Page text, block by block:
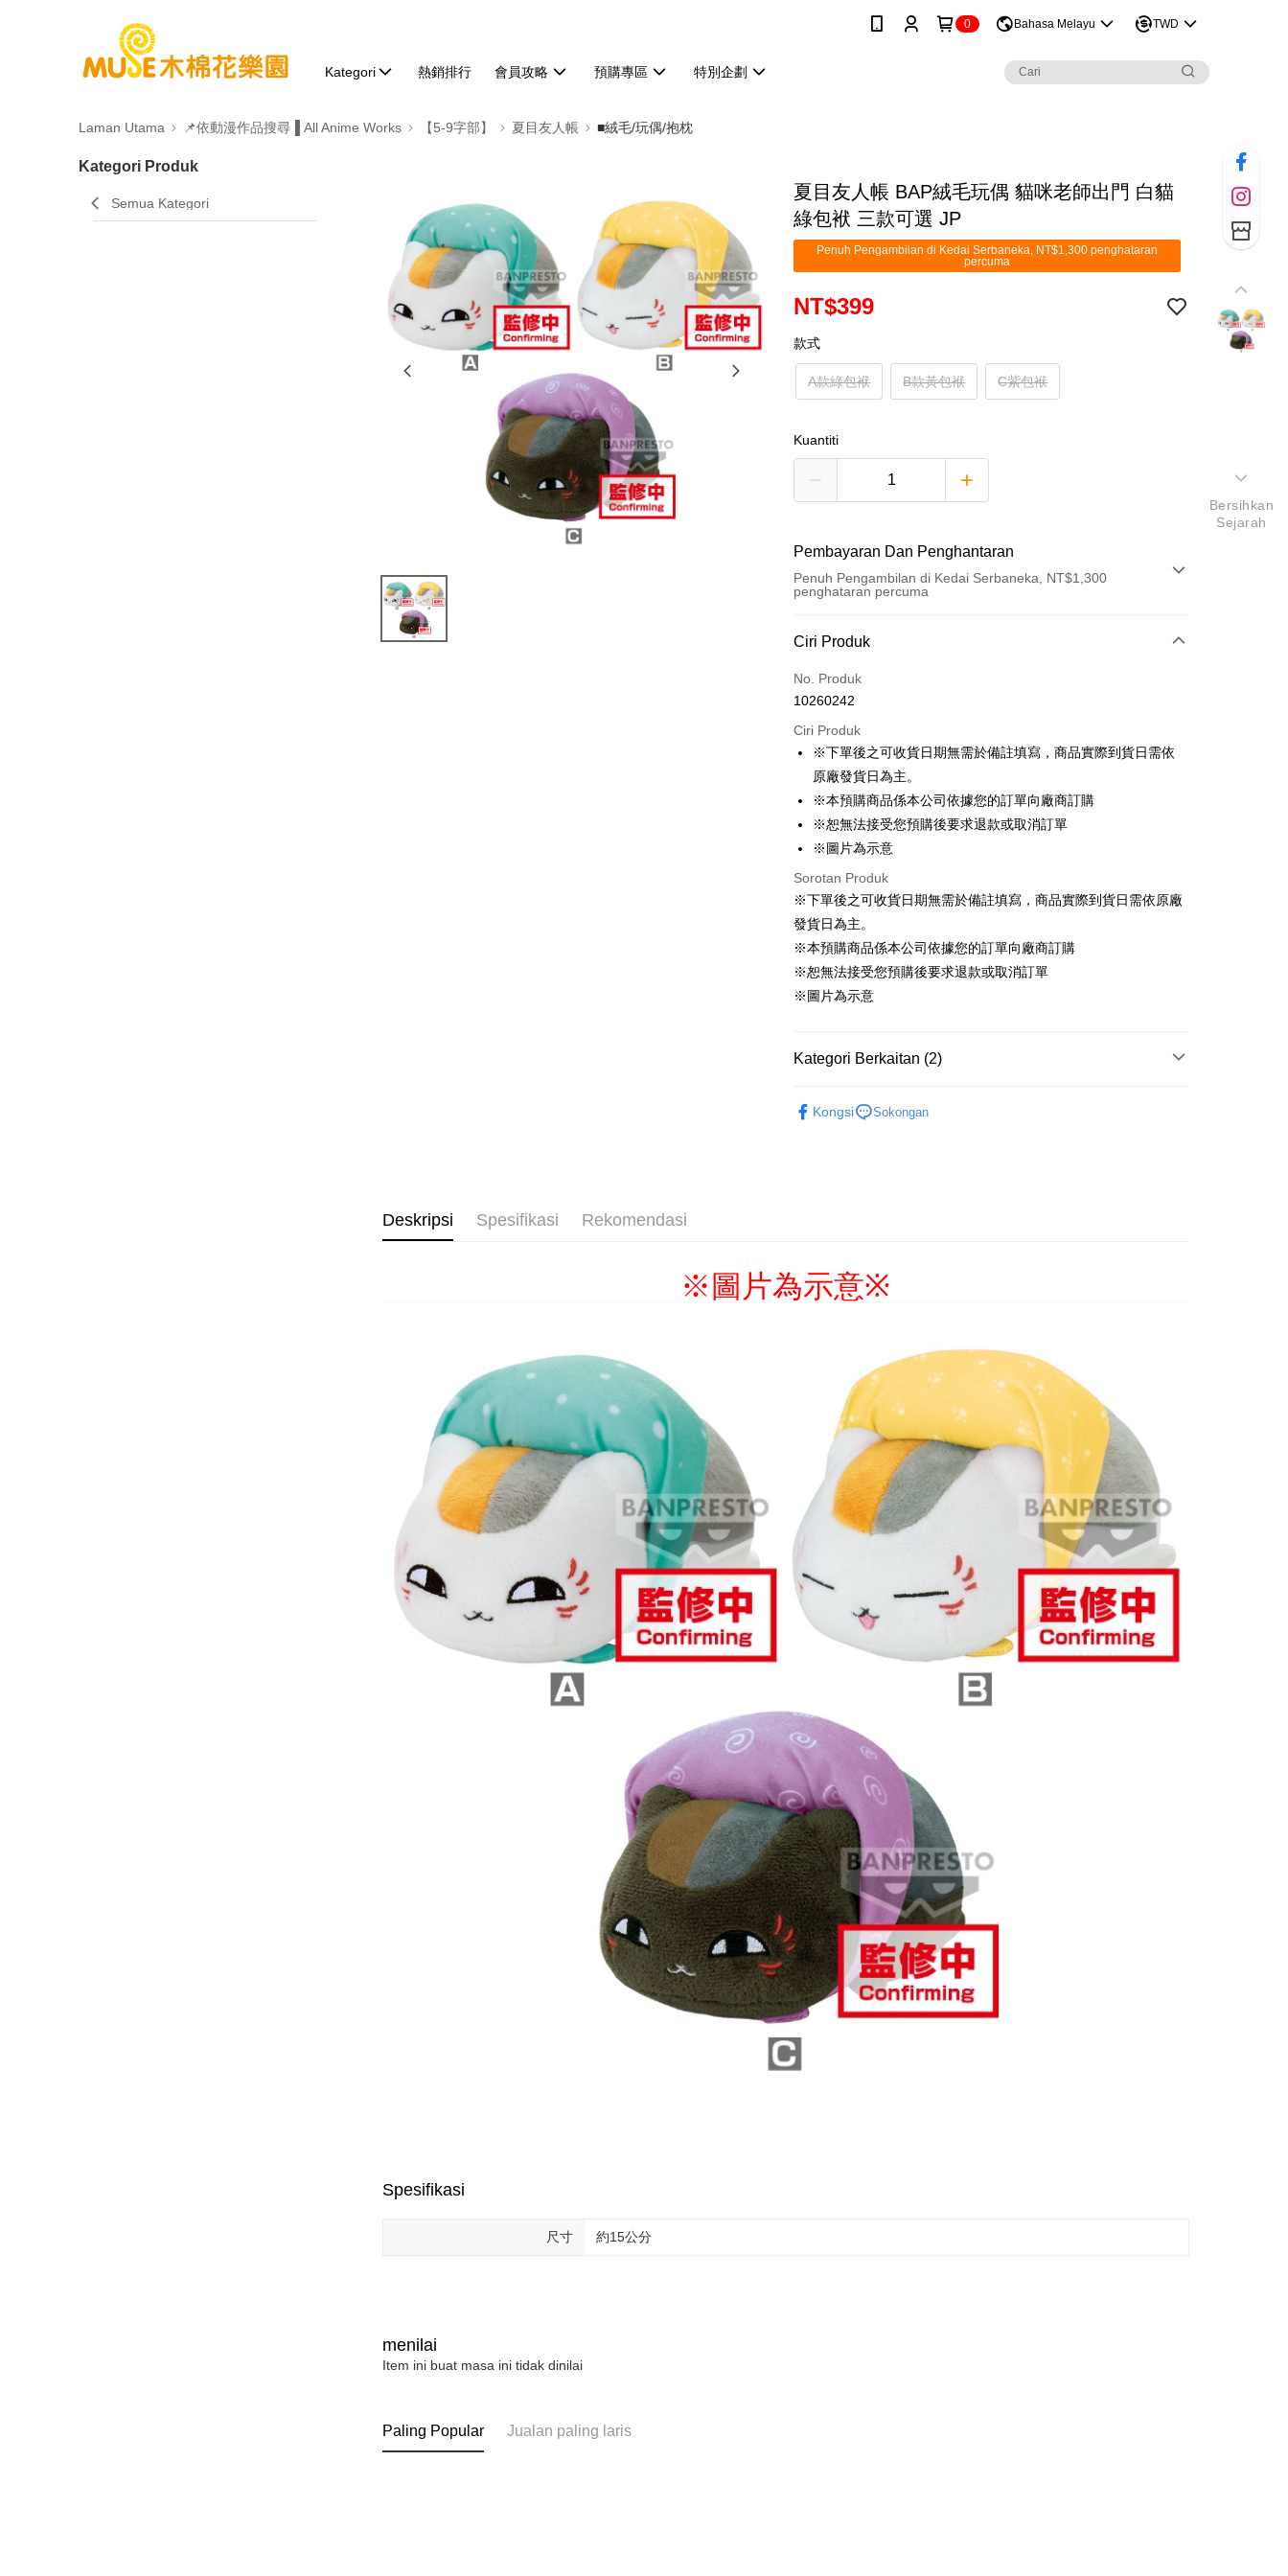
0 Bahasa Melayu TWD
Kategori 熱銷排行 會員攻略 預購專區 特別企劃
Laman Utama 📌依動漫作品搜尋▐ All Anime Works 【5-9字部】 夏目友人帳 ■絨毛/玩偶/抱枕
Kategori Produk
Semua Kategori
夏目友人帳 BAP絨毛玩偶 貓咪老師出門 白貓
綠包袱 三款可選 JP
Penuh Pengambilan di Kedai Serbaneka, NT$1,300 penghataran
percuma
NT$399
款式
A款綠包袱 B款黃包袱 C紫包袱
Kuantiti
Pembayaran Dan Penghantaran
Penuh Pengambilan di Kedai Serbaneka, NT$1,300
penghataran percuma
Kaedah Pembayaran
Kad Kredit (Bayaran Penuh)
Pengambilan di Kedai Serbaneka
Apple Pay
Google Pay
Pemindahan ATM
Tunai semasa Penghantaran
Pilihan Penghantaran
NT$1,300 atau lebih
NT$65/pesanan | Penghantaran percuma untuk pesanan
NT$65/pesanan | Penghantaran percuma untuk pesanan
NT$1,300 atau lebih
NT$65/pesanan | Penghantaran percuma untuk pesanan
NT$1,300 atau lebih
宅配-木棉花樂園專用
NT$100/pesanan | Penghantaran percuma untuk pesanan
NT$1,300 atau lebih
宅配-離島(澎湖/金門/馬祖)-木棉花樂園專用
NT$220/pesanan
NT$150/pesanan
Ciri Produk
No. Produk
10260242
Ciri Produk
※下單後之可收貨日期無需於備註填寫，商品實際到貨日需依
原廠發貨日為主。
※本預購商品係本公司依據您的訂單向廠商訂購
※恕無法接受您預購後要求退款或取消訂單
※圖片為示意
Sorotan Produk
※下單後之可收貨日期無需於備註填寫，商品實際到貨日需依原廠
發貨日為主。
※本預購商品係本公司依據您的訂單向廠商訂購
※恕無法接受您預購後要求退款或取消訂單
※圖片為示意
Kategori Berkaitan (2)
帳
■絨毛/玩偶/抱枕
Kongsi Sokongan
Deskripsi Spesifikasi Rekomendasi
※圖片為示意※
Spesifikasi
尺寸 約15公分
menilai
Item ini buat masa ini tidak dinilai
Paling Popular Jualan paling laris
Bersihkan
Sejarah